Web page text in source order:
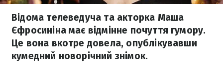
Відома телеведуча та акторка Маша
Єфросиніна має відмінне почуття гумору.
Це вона вкотре довела, опублікувавши
кумедний новорічний знімок.